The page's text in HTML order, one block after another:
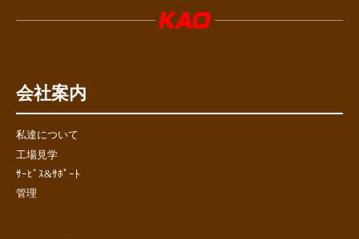
会社案内
私達について
工場見学
ｻｰﾋﾞｽ&ｻﾎﾟｰﾄ
管理